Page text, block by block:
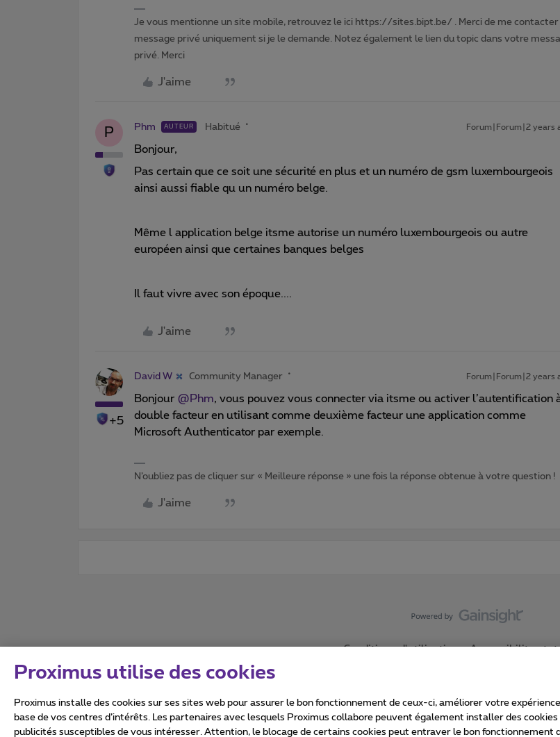
Je vous mentionne un site mobile, retrouvez le ici https://sites.bipt.be/ . Merci de me contacter
message privé uniquement si je le demande. Notez également le lien du topic dans votre
privé. Merci
J'aime
P Phm AUTEUR Habitué Forum|Forum|2 years
Bonjour,
Pas certain que ce soit une sécurité en plus et un numéro de gsm luxembourgeois
ainsi aussi fiable qu un numéro belge.
Même l application belge itsme autorise un numéro luxembourgeois ou autre
européen ainsi que certaines banques belges
Il faut vivre avec son époque....
J'aime
+5
David W Community Manager Forum|Forum|2 years
Bonjour @Phm, vous pouvez vous connecter via itsme ou activer l’autentification
double facteur en utilisant comme deuxième facteur une application comme
Microsoft Authenticator par exemple.
N’oubliez pas de cliquer sur « Meilleure réponse » une fois la réponse obtenue à votre question !
J'aime
Conditions d'utilisation Accessibility
Tous droits réservés. ©2026Proximus
Proximus utilise des cookies
Proximus installe des cookies sur ses sites web pour assurer le bon fonctionnement de ceux-ci, améliorer votre
base de vos centres d’intérêts. Les partenaires avec lesquels Proximus collabore peuvent également installer des
publicités susceptibles de vous intéresser. Attention, le blocage de certains cookies peut entraver le bon fonctionnement